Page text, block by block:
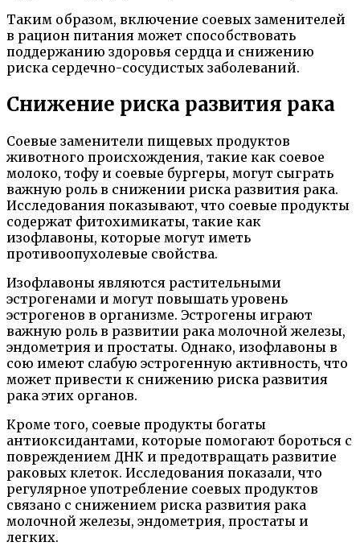
Таким образом, включение соевых заменителей
в рацион питания может способствовать
поддержанию здоровья сердца и снижению
риска сердечно-сосудистых заболеваний.
Снижение риска развития рака
Соевые заменители пищевых продуктов
животного происхождения, такие как соевое
молоко, тофу и соевые бургеры, могут сыграть
важную роль в снижении риска развития рака.
Исследования показывают, что соевые продукты
содержат фитохимикаты, такие как
изофлавоны, которые могут иметь
противоопухолевые свойства.
Изофлавоны являются растительными
эстрогенами и могут повышать уровень
эстрогенов в организме. Эстрогены играют
важную роль в развитии рака молочной железы,
эндометрия и простаты. Однако, изофлавоны в
сою имеют слабую эстрогенную активность, что
может привести к снижению риска развития
рака этих органов.
Кроме того, соевые продукты богаты
антиоксидантами, которые помогают бороться с
повреждением ДНК и предотвращать развитие
раковых клеток. Исследования показали, что
регулярное употребление соевых продуктов
связано с снижением риска развития рака
молочной железы, эндометрия, простаты и
легких.